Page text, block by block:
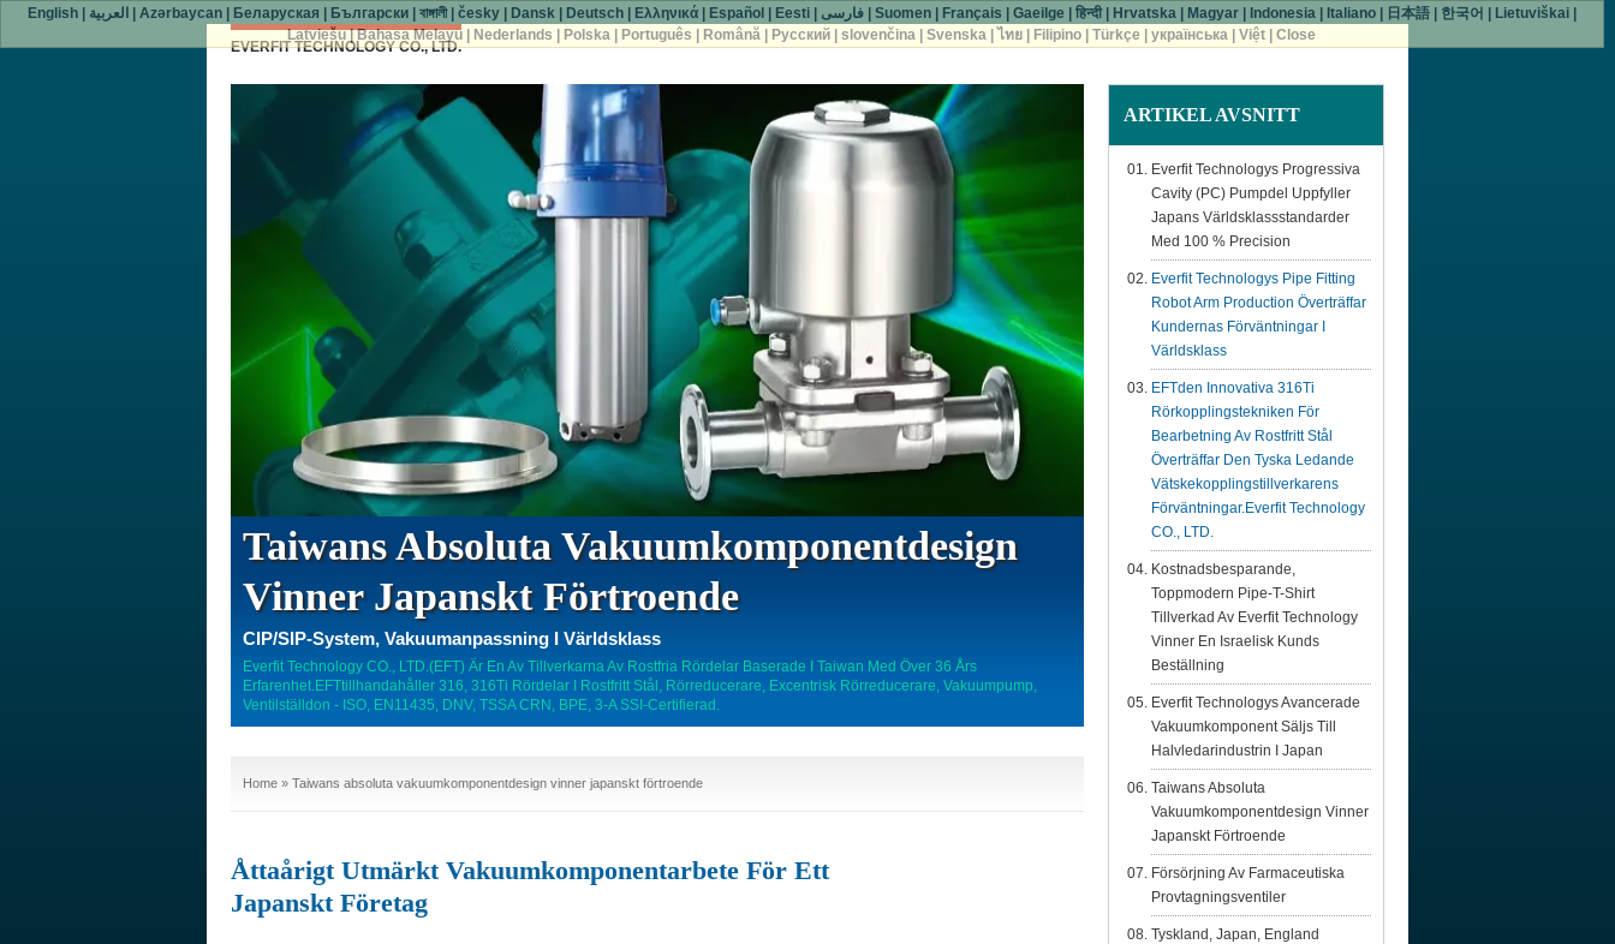
EVERFIT TECHNOLOGY CO., LTD.
Taiwans Absoluta Vakuumkomponentdesign
Vinner Japanskt Förtroende
CIP/SIP-System, Vakuumanpassning I Världsklass
Everfit Technology CO., LTD.(EFT) Är En Av Tillverkarna Av Rostfria Rördelar Baserade I Taiwan Med Över 36 Års
Erfarenhet.EFTtillhandahåller 316, 316Ti Rördelar I Rostfritt Stål, Rörreducerare, Excentrisk Rörreducerare, Vakuumpump,
Ventilställdon - ISO, EN11435, DNV, TSSA CRN, BPE, 3-A SSI-Certifierad.
Home » Taiwans absoluta vakuumkomponentdesign vinner japanskt förtroende
Åttaårigt Utmärkt Vakuumkomponentarbete För Ett
Japanskt Företag
ARTIKEL AVSNITT
Everfit Technologys Progressiva
Cavity (PC) Pumpdel Uppfyller
Japans Världsklassstandarder
Med 100 % Precision
Everfit Technologys Pipe Fitting
Robot Arm Production Överträffar
Kundernas Förväntningar I
Världsklass
EFTden Innovativa 316Ti
Rörkopplingstekniken För
Bearbetning Av Rostfritt Stål
Överträffar Den Tyska Ledande
Vätskekopplingstillverkarens
Förväntningar.Everfit Technology
CO., LTD.
Kostnadsbesparande,
Toppmodern Pipe-T-Shirt
Tillverkad Av Everfit Technology
Vinner En Israelisk Kunds
Beställning
Everfit Technologys Avancerade
Vakuumkomponent Säljs Till
Halvledarindustrin I Japan
Taiwans Absoluta
Vakuumkomponentdesign Vinner
Japanskt Förtroende
Försörjning Av Farmaceutiska
Provtagningsventiler
Tyskland, Japan, England
English| العربية Azərbaycan| Беларуская Български| বাঙ্গালী| česky| Dansk| Deutsch| Ελληνικά| Español Eesti| فارسی| Suomen| Français Gaeilge हिन्दी| Hrvatska| Magyar| Indonesia| Italiano| 日本語| 한국어 Lietuviškai|
Latviešu|Bahasa Melayu Nederlands Polska Português Română Русский |slovenčina |Svenska |ไทย Filipino |Türkçe |українська |Việt |Close